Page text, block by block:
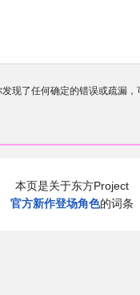
现了任何确定的错误或疏漏
本页是关于东方Project
官方新作登场角色的词条